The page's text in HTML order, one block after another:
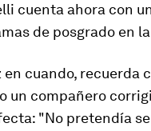
cuenta ahora con
de posgrado en
en cuando, recuerda
un compañero
"No pretendía